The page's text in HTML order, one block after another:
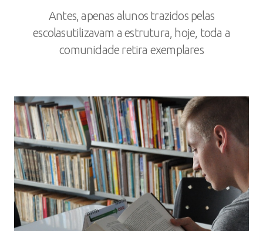
Antes, apenas alunos trazidos pelas
escolasutilizavam a estrutura, hoje, toda a
comunidade retira exemplares